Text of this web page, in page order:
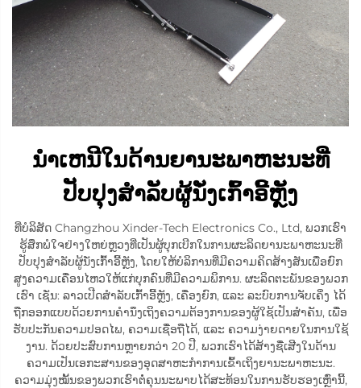
ນຳເຫນີໃນດ້ານຍານະພາຫະນະທີ່
ປັບປຸງສຳລັບຜູ້ນັ່ງເກົ້າອີ້ຫຼັງ
ທີ່ບໍລິສັດ Changzhou Xinder-Tech Electronics Co., Ltd, ພວກເຮົາ
ຮູ້ສຶກພໍໃຈຢ່າງໃຫຍ່ຫຼວງທີ່ເປັນຜູ້ບຸກເບີກໃນການຜະລິດຍານະພາຫະນະທີ່
ປັບປຸງສຳລັບຜູ້ນັ່ງເກົ້າອີ້ຫຼັງ, ໂດຍໃຫ້ບໍລິການທີ່ມີຄວາມຄິດສ້າງສັນເພື່ອຍົກ
ສູງຄວາມເຄື່ອນໄຫວໃຫ້ແກ່ບຸກຄົນທີ່ມີຄວາມພິການ. ຜະລິດຕະພັນຂອງພວກ
ເຮົາ ເຊັ່ນ: ລາວເປີດສຳລັບເກົ້າອີ້ຫຼັງ, ເຄື່ອງຍົກ, ແລະ ລະບົບການຈັບເຄິ່ງ ໄດ້
ຖືກອອກແບບດ້ວຍການຄຳນຶງເຖິງຄວາມຕ້ອງການຂອງຜູ້ໃຊ້ເປັນສຳຄັນ, ເພື່ອ
ຮັບປະກັນຄວາມປອດໄພ, ຄວາມເຊື່ອຖືໄດ້, ແລະ ຄວາມງ່າຍດາຍໃນການໃຊ້
ງານ. ດ້ວຍປະສົບການຫຼາຍກວ່າ 20 ປີ, ພວກເຮົາໄດ້ສ້າງຊື່ເສີງໃນດ້ານ
ຄວາມເປັນເອກະສານຂອງອຸດສາຫະກຳການເຂົ້າເຖິງຍານະພາຫະນະ.
ຄວາມມຸ່ງໝັ້ນຂອງພວກເຮົາຕໍ່ຄຸນນະພາບໄດ້ສະທ້ອນໃນການຮັບຮອງເຫຼົ່ານີ້,